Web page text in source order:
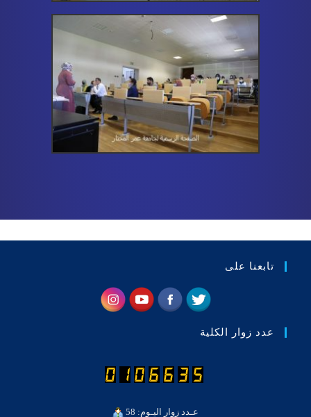
تابعنا على
عدد زوار الكلية
عـدد زوار اليـوم: 58